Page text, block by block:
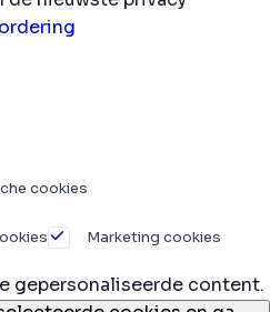
cookies
Marketing cookies
gepersonaliseerde content.